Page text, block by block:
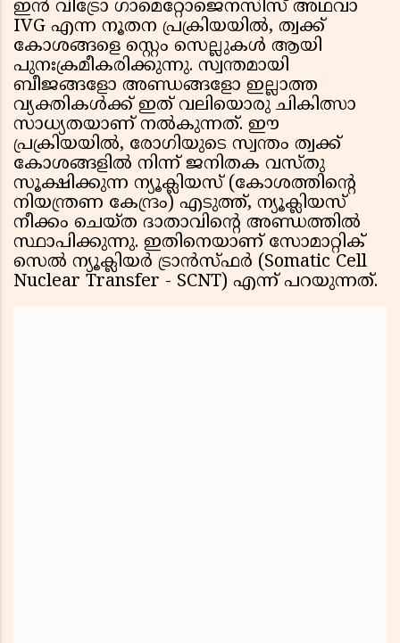
ഇൻ വിട്രോ ഗാമെറ്റോജെനസിസ് അഥവാ
IVG എന്ന നൂതന പ്രക്രിയയിൽ, ത്വക്ക്
കോശങ്ങളെ സ്റ്റെം സെല്ലുകൾ ആയി
പുനഃക്രമീകരിക്കുന്നു. സ്വന്തമായി
ബീജങ്ങളോ അണ്ഡങ്ങളോ ഇല്ലാത്ത
വ്യക്തികൾക്ക് ഇത് വലിയൊരു ചികിത്സാ
സാധ്യതയാണ് നൽകുന്നത്. ഈ
പ്രക്രിയയിൽ, രോഗിയുടെ സ്വന്തം ത്വക്ക്
കോശങ്ങളിൽ നിന്ന് ജനിതക വസ്തു
സൂക്ഷിക്കുന്ന ന്യൂക്ലിയസ് (കോശത്തിൻ്റെ
നിയന്ത്രണ കേന്ദ്രം) എടുത്ത്, ന്യൂക്ലിയസ്
നീക്കം ചെയ്ത ദാതാവിൻ്റെ അണ്ഡത്തിൽ
സ്ഥാപിക്കുന്നു. ഇതിനെയാണ് സോമാറ്റിക്
സെൽ ന്യൂക്ലിയർ ട്രാൻസ്ഫർ (Somatic Cell
Nuclear Transfer - SCNT) എന്ന് പറയുന്നത്.